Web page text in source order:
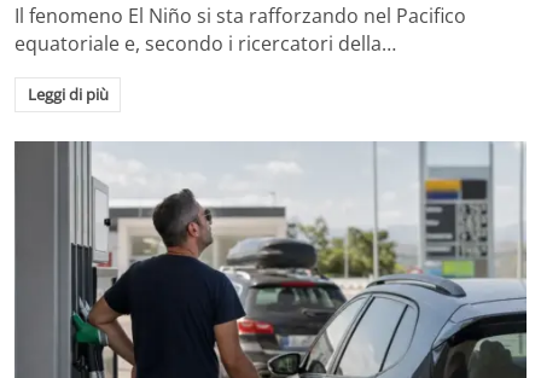
Il fenomeno El Niño si sta rafforzando nel Pacifico
equatoriale e, secondo i ricercatori della…
Leggi di più